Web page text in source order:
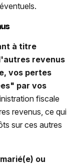
à titre
revenus
vos pertes
par vos
fiscale
revenus, ce qui
sur ces autres
ou